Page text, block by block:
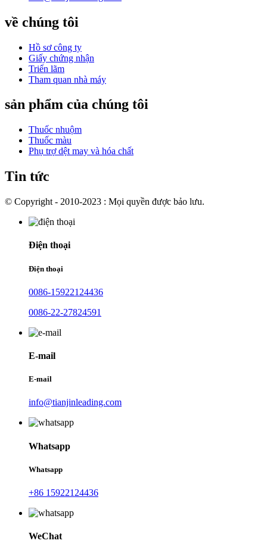
về chúng tôi
Hồ sơ công ty
Giấy chứng nhận
Triển lãm
Tham quan nhà máy
sản phẩm của chúng tôi
Thuốc nhuộm
Thuốc màu
Phụ trợ dệt may và hóa chất
Tin tức
© Copyright - 2010-2023 : Mọi quyền được bảo lưu.
Điện thoại
Điện thoại
0086-15922124436
0086-22-27824591
E-mail
E-mail
info@tianjinleading.com
Whatsapp
Whatsapp
+86 15922124436
WeChat